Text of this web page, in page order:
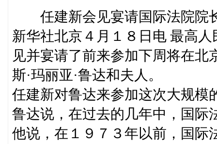
任建新会见宴请国际法院院
新华社北京４月１８日电 最高
见并宴请了前来参加下周将在
斯·玛丽亚·鲁达和夫人。
任建新对鲁达来参加这次大规模
鲁达说，在过去的几年中，国际
他说，在１９７３年以前，国际